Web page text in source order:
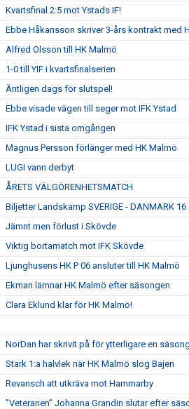
Kvartsfinal 2:5 mot Ystads IF!
Ebbe Håkansson skriver 3-års kontrakt med
Alfred Olsson till HK Malmö
1-0 till YIF i kvartsfinalserien
Äntligen dags för slutspel!
Ebbe visade vägen till seger mot IFK Ystad
IFK Ystad i sista omgången
Magnus Persson förlänger med HK Malmö
LUGI vann derbyt
ÅRETS VÄLGÖRENHETSMATCH
Biljetter Landskamp SVERIGE - DANMARK 16
Jämnt men förlust i Skövde
Viktig bortamatch mot IFK Skövde
Ljunghusens HK P 06 ansluter till HK Malmö
Ekman lämnar HK Malmö efter säsongen
Clara Eklund klar för HK Malmö!
NorDan har skrivit på för ytterligare en
Stark 1:a halvlek när HK Malmö slog Bajen
Revansch att utkräva mot Hammarby
”Veteranen” Johanna Grandin slutar efter